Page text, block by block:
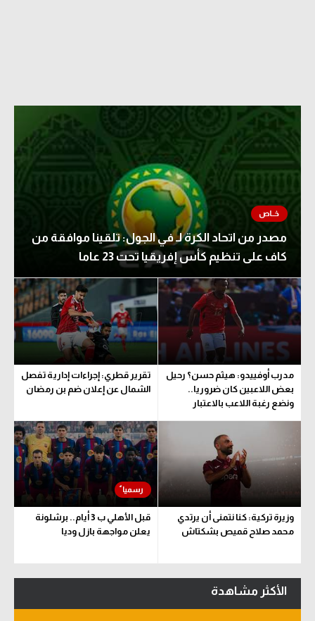
مصدر من اتحاد الكرة لـ في الجول: تلقينا موافقة من
كاف على تنظيم كأس إفريقيا تحت 23 عاما
مدرب أوفييدو: هيثم حسن؟ رحيل
بعض اللاعبين كان ضروريا..
ونضع رغبة اللاعب بالاعتبار
تقرير قطري: إجراءات إدارية تفصل
الشمال عن إعلان ضم بن رمضان
وزيرة تركية: كنا نتمنى أن يرتدي
محمد صلاح قميص بشكتاش
قبل الأهلي ب 3 أيام.. برشلونة
يعلن مواجهة بازل وديا
الأكثر مشاهدة